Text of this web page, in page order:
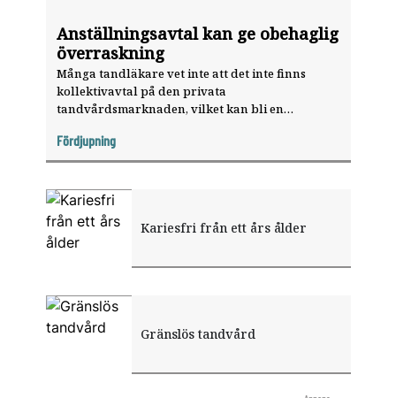
Anställningsavtal kan ge obehaglig
överraskning
Många tandläkare vet inte att det inte finns
kollektivavtal på den privata
tandvårdsmarknaden, vilket kan bli en
med arbetsgivaren.
Fördjupning
Kariesfri från ett års ålder
Gränslös tandvård